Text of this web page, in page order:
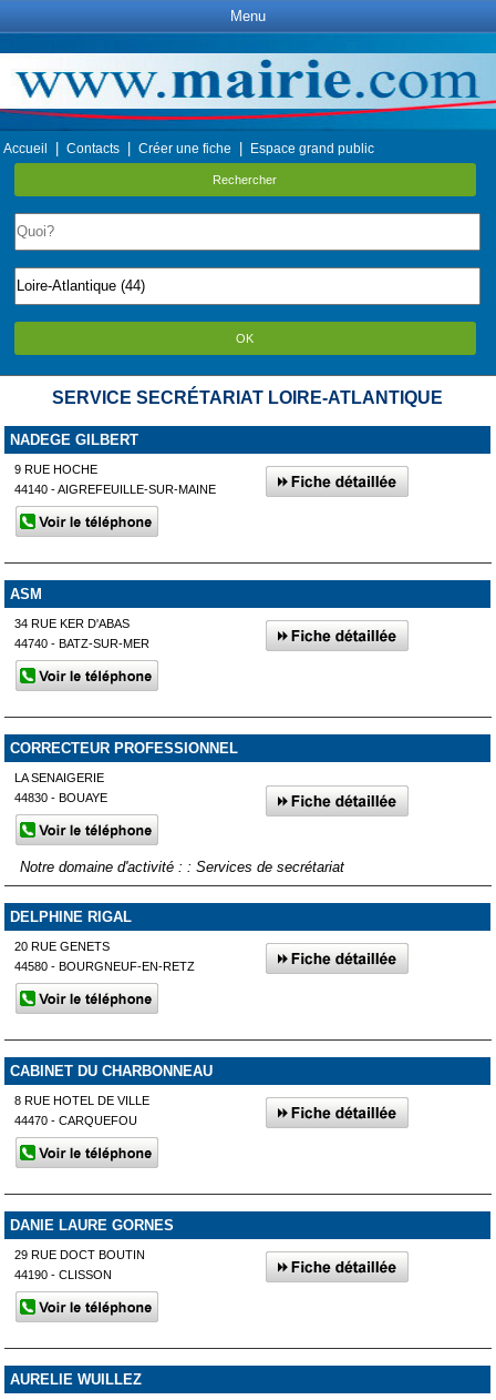
Menu
Accueil Contacts Créer une fiche Espace grand public
Rechercher
OK
SERVICE SECRÉTARIAT LOIRE-ATLANTIQUE
NADEGE GILBERT
9 RUE HOCHE
44140 - AIGREFEUILLE-SUR-MAINE
ASM
34 RUE KER D'ABAS
44740 - BATZ-SUR-MER
CORRECTEUR PROFESSIONNEL
LA SENAIGERIE
44830 - BOUAYE
Notre domaine d'activité : : Services de secrétariat
DELPHINE RIGAL
20 RUE GENETS
44580 - BOURGNEUF-EN-RETZ
CABINET DU CHARBONNEAU
8 RUE HOTEL DE VILLE
44470 - CARQUEFOU
DANIE LAURE GORNES
29 RUE DOCT BOUTIN
44190 - CLISSON
AURELIE WUILLEZ